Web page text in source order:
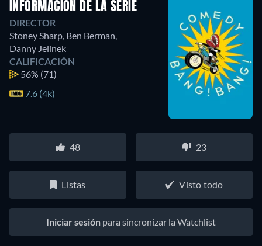
INFORMACIÓN DE LA SERIE
DIRECTOR
Stoney Sharp, Ben Berman,
Danny Jelinek
CALIFICACIÓN
56% (71)
7.6 (4k)
48 23
Listas Visto todo
Iniciar sesión para sincronizar la Watchlist